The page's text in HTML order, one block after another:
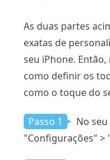
As duas partes
exatas de
seu iPhone.
como definir os
como o toque do
Passo 1
No
"Configurações" >